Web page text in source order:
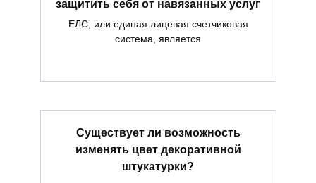
защитить себя от навязанных услуг
ЕЛС, или единая лицевая счетчиковая
система, является
Существует ли возможность
изменять цвет декоративной
штукатурки?